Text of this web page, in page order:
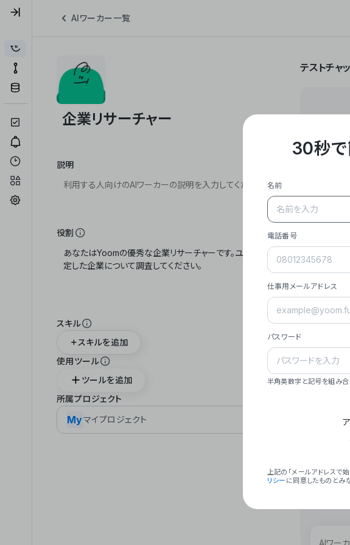
AIワーカー一覧
説明
役割
スキル
スキルを追加
使用ツール
ツールを追加
所属プロジェクト
Myマイプロジェクト
テストチャ
30秒で
名前
電話番号
仕事用メールアドレス
パスワード
半角英数字と記号を組み合
上記の「メールアドレスで
リシー に同意したものとみ